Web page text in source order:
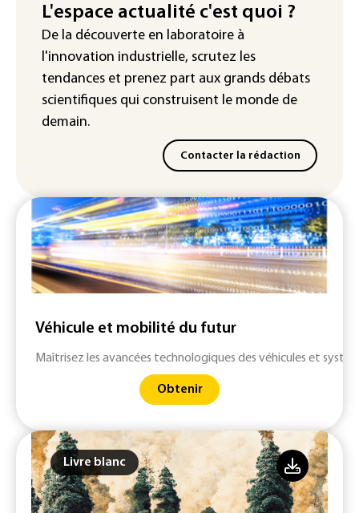
IA : Mythos 5 d'Anthropic crée de
fausses identités lors d'un test au
Royaume-Uni
L'espace actualité c'est quoi ?
De la découverte en laboratoire à
l'innovation industrielle, scrutez les
tendances et prenez part aux grands débats
scientifiques qui construisent le monde de
demain.
Contacter la rédaction
Véhicule et mobilité du futur
Maîtrisez les avancées technologiques des véhicules et
Obtenir
Livre blanc